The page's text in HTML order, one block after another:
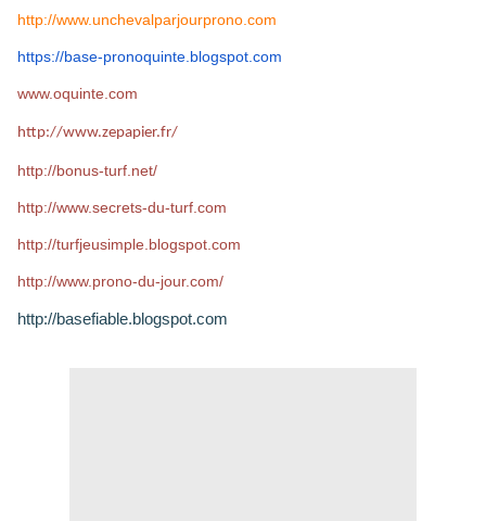
http://www.unchevalparjourprono.com
https://base-pronoquinte. blogspot.com
www.oquinte.com
http://www.zepapier.fr/
http://bonus-turf.net/
http://www.secrets-du-turf.com
http://turfjeusimple.blogspot.com
http://www.prono-du-jour.com/
http://basefiable.blogspot.com